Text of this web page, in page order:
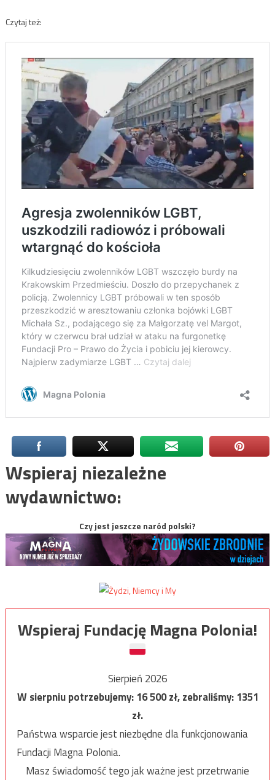
Czytaj też:
Wspieraj niezależne
wydawnictwo:
Czy jest jeszcze naród polski?
Wspieraj Fundację Magna Polonia!
Sierpień 2026
W sierpniu potrzebujemy:16 500zł, zebraliśmy:1351
zł.
Państwa wsparcie jest niezbędne dla funkcjonowania
Fundacji Magna Polonia.
Masz świadomość tego jak ważne jest przetrwanie